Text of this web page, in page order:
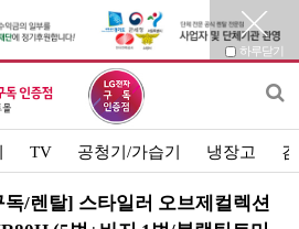
하루닫기
TV 공청기/가습기 냉장고
/렌탈] 스타일러 오브제컬렉션